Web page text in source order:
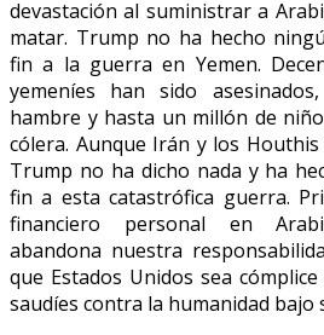
devastación al suministrar a
matar. Trump no ha hecho
fin a la guerra en Yemen.
yemeníes han sido
hambre y hasta un millón de
cólera. Aunque Irán y los
Trump no ha dicho nada y ha
fin a esta catastrófica guerra.
financiero personal en
abandona nuestra
que Estados Unidos sea
saudíes contra la humanidad bajo